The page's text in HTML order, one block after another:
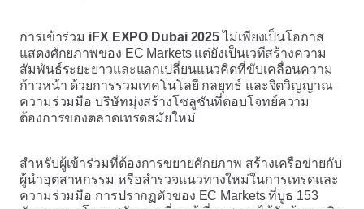
การเข้าร่วม iFX EXPO Dubai 2025 ไม่เพียงเป็นโอกาส
แสดงศักยภาพของ EC Markets แต่ยังเป็นเวทีสร้างความ
สัมพันธ์ระยะยาวและแลกเปลี่ยนแนวคิดที่ขับเคลื่อนความ
ก้าวหน้า ด้วยการรวมเทคโนโลยี กลยุทธ์ และจิตวิญญาณ
ความร่วมมือ บริษัทมุ่งสร้างโซลูชันที่ตอบโจทย์ความ
ต้องการของตลาดเทรดสมัยใหม่
สำหรับผู้เข้าร่วมที่ต้องการขยายศักยภาพ สร้างเครือข่ายกับ
ผู้นำอุตสาหกรรม หรือสำรวจแนวทางใหม่ในการเทรดและ
ความร่วมมือ การปรากฏตัวของ EC Markets ที่บูธ 153